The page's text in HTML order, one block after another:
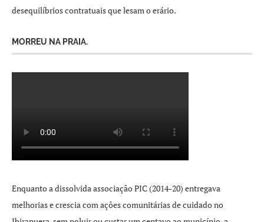
desequilíbrios contratuais que lesam o erário.
MORREU NA PRAIA.
Enquanto a dissolvida associação PIC (2014-20) entregava
melhorias e crescia com ações comunitárias de cuidado no